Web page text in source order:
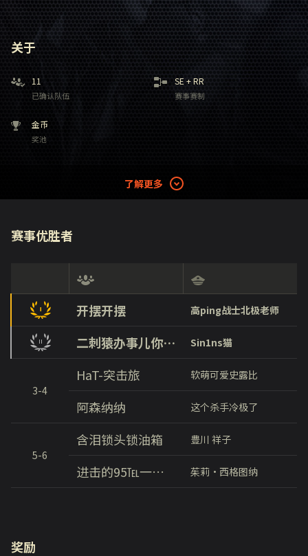
关于
11
已确认队伍
SE +RR
赛事赛制
金币
奖池
了解更多
赛事优胜者
开摆开摆 高ping战士北极老师
二刺猿办事儿你放心 Sin1ns猫
3-4
HaT-突击旅 软萌可爱史露比
阿森纳纳 这个杀手冷极了
5-6
含泪锁头锁油箱 豊川 祥子
进击的95℡一波流 茱莉・西格图纳
奖励